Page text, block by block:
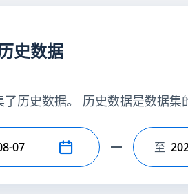
史数据
了历史数据。 历史数据是数据集
期 选择
至